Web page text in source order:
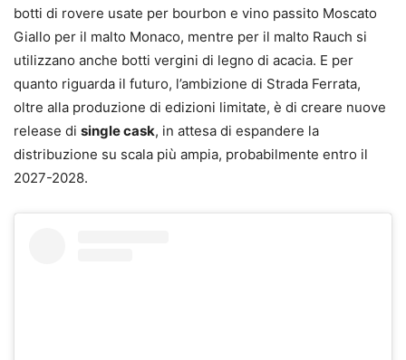
botti di rovere usate per bourbon e vino passito Moscato
Giallo per il malto Monaco, mentre per il malto Rauch si
utilizzano anche botti vergini di legno di acacia. E per
quanto riguarda il futuro, l’ambizione di Strada Ferrata,
oltre alla produzione di edizioni limitate, è di creare nuove
release di single cask, in attesa di espandere la
distribuzione su scala più ampia, probabilmente entro il
2027-2028.